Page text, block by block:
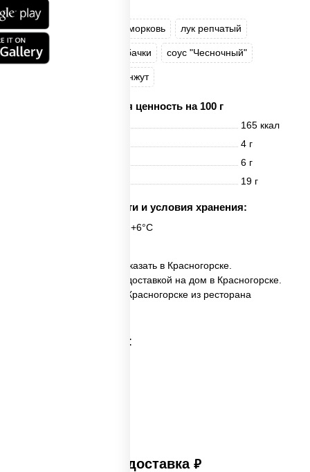
масло растительное морковь лук репчатый
перец болгарский кабачки соус "Чесночный"
кунжут
Пищевая ценность на 100 г
165 ккал
4 г
6 г
19 г
Срок годности и условия хранения:
6 часов при t° от +2°C до +6°C
✅ Фунчоза с овощами заказать в Красногорске.
✅ Фунчоза с овощами с доставкой на дом в Красногорске.
✅ Фунчоза с овощами в Красногорске из ресторана
Категории товара:
Платная доставка руб